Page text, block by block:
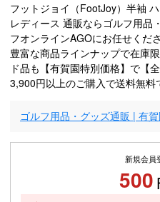
フットジョイ（FootJoy）半袖
レディース 通販ならゴルフ用品
フオンラインAGOにお任せくださ
豊富な商品ラインナップで在庫
ド品も【有賀園特別価格】で【
3,900円以上のご購入で送料無料
ゴルフ用品・グッズ通販 | 有
新規会員
500